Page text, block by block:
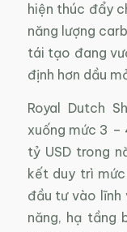
hiện thúc đẩy
năng lượng
tái tạo đang
định hơn dầu
Royal Dutch
xuống mức 3 –
tỷ USD trong
kết duy trì
đầu tư vào lĩnh
năng, hạ tầng